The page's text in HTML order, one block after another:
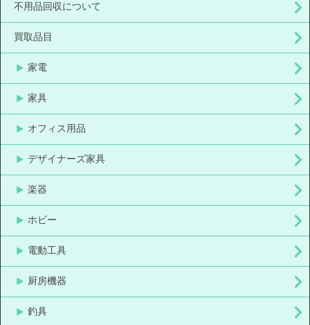
不用品回収について
買取品目
家電
家具
オフィス用品
デザイナーズ家具
楽器
ホビー
電動工具
厨房機器
釣具